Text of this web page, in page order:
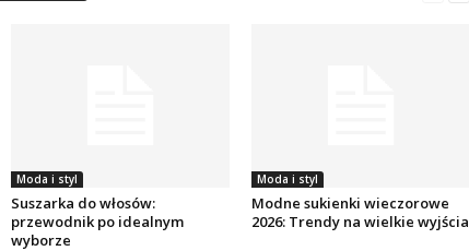
Moda i styl
Suszarka do włosów:
przewodnik po idealnym
wyborze
Moda i styl
Modne sukienki wieczorowe
2026: Trendy na wielkie wyjścia